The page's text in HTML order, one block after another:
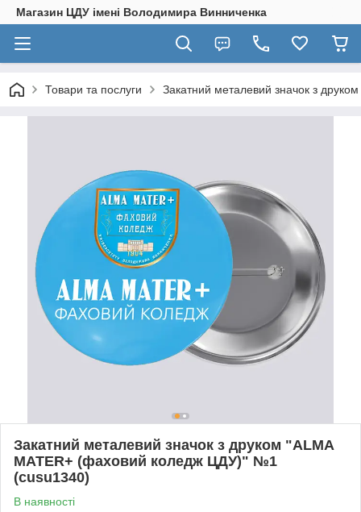
Магазин ЦДУ імені Володимира Винниченка
Товари та послуги Закатний металевий значок з друком
Закатний металевий значок з друком "ALMA
MATER+ (фаховий коледж ЦДУ)" №1
(cusu1340)
В наявності